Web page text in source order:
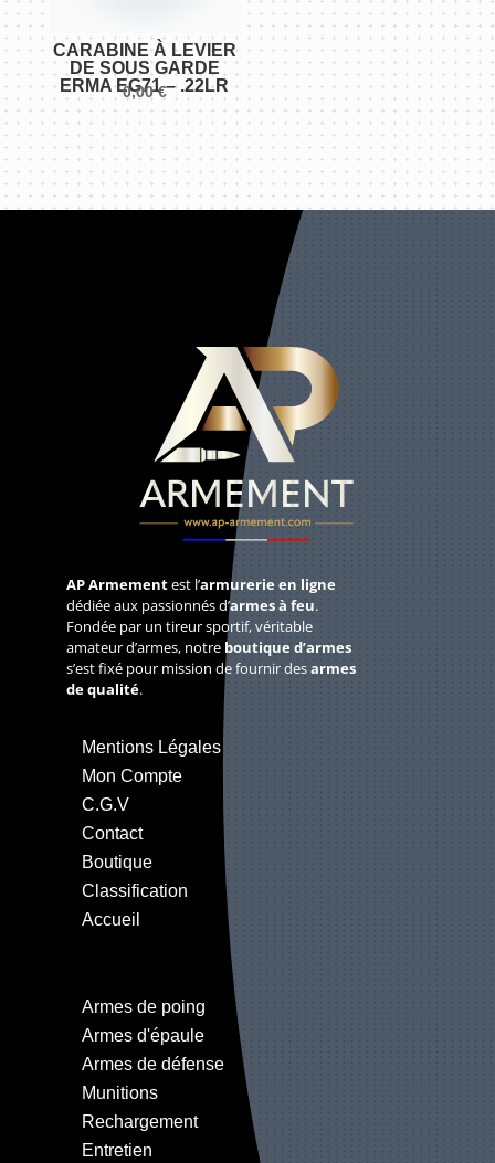
CARABINE À LEVIER
DE SOUS GARDE
ERMA EG71 – .22LR
0,00€
AP Armementest l’armurerie en ligne
dédiée aux passionnés d’armes à feu.
Fondée par un tireur sportif, véritable
amateur d’armes, notre boutique d’armes
s’est fixé pour mission de fournir desarmes
de qualité.
Mentions Légales
Mon Compte
C.G.V
Contact
Boutique
Classification
Accueil
Armes de poing
Armes d'épaule
Armes de défense
Munitions
Rechargement
Entretien